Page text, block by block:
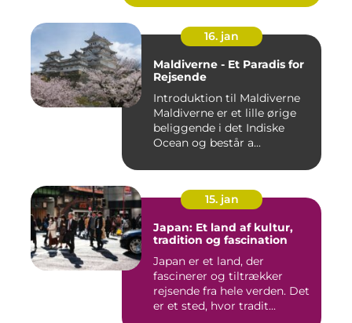
16. jan
Maldiverne - Et Paradis for
Rejsende
Introduktion til Maldiverne
Maldiverne er et lille ørige
beliggende i det Indiske
Ocean og består a...
15. jan
Japan: Et land af kultur,
tradition og fascination
Japan er et land, der
fascinerer og tiltrækker
rejsende fra hele verden. Det
er et sted, hvor tradit...